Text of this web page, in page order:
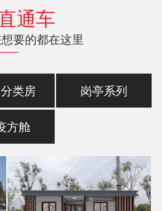
通车
要的都在这里
类房 岗亭系列
方舱